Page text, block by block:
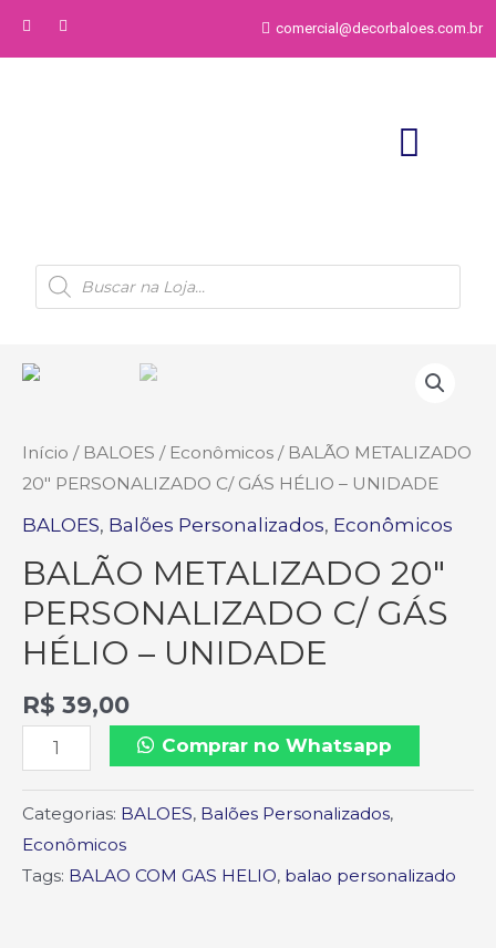
comercial@decorbaloes.com.br
Início / BALOES / Econômicos / BALÃO METALIZADO
20″ PERSONALIZADO C/ GÁS HÉLIO – UNIDADE
BALOES, Balões Personalizados, Econômicos
BALÃO METALIZADO 20″
PERSONALIZADO C/ GÁS
HÉLIO – UNIDADE
R$ 39,00
Comprar no Whatsapp
Categorias: BALOES, Balões Personalizados,
Econômicos
Tags: BALAO COM GAS HELIO, balao personalizado